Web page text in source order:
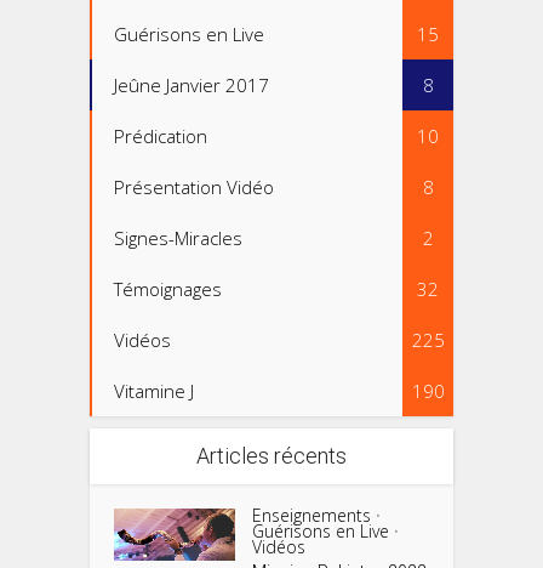
Guérisons en Live 15
Jeûne Janvier 2017 8
Prédication 10
Présentation Vidéo 8
Signes-Miracles 2
Témoignages 32
Vidéos 225
Vitamine J 190
Articles récents
Enseignements •
Guérisons en Live •
Vidéos